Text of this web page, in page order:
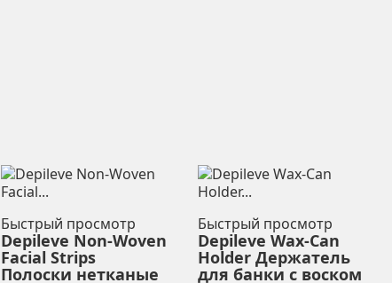
Быстрый просмотр
Depileve Non-Woven
Facial Strips
Полоски нетканые
Быстрый просмотр
Depileve Wax-Can
Holder Держатель
для банки с воском